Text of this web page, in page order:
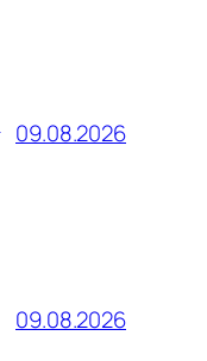
09.08.2026
09.08.2026